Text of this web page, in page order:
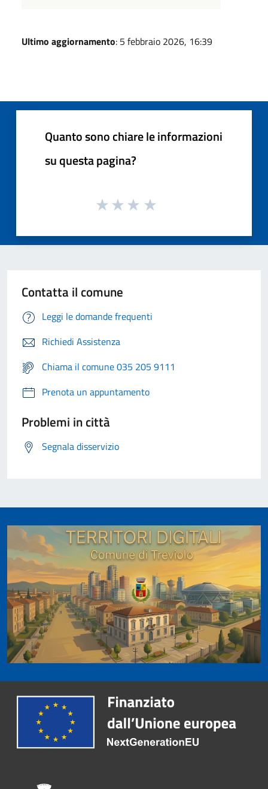
Ultimo aggiornamento: 5 febbraio 2026, 16:39
Quanto sono chiare le informazioni
su questa pagina?
Contatta il comune
Leggi le domande frequenti
Richiedi Assistenza
Chiama il comune 035 205 9111
Prenota un appuntamento
Problemi in città
Segnala disservizio